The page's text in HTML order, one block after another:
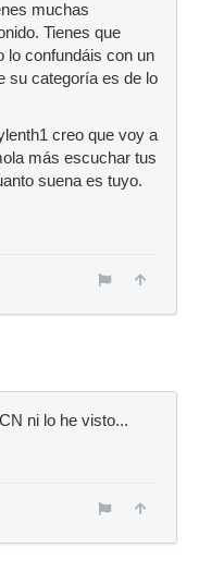
muchas
Tienes que
lo confundáis con un
su categoría es de lo
creo que voy a
más escuchar tus
suena es tuyo.
ni lo he visto...